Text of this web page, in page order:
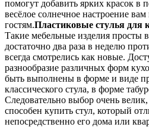
помогут добавить ярких красок в
весёлое солнечное настроение
гостям.Пластиковые стулья для
Такие мебельные изделия просты в
достаточно два раза в неделю
всегда смотрелись как новые.
разнообразие различных форм
быть выполнены в форме и виде
классического стула, в форме
Следовательно выбор очень
способен купить стул, который
непосредственно его дома или